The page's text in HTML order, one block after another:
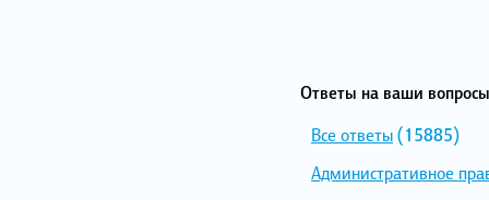
Ответы на ваши
Все ответы(15885)
Административное